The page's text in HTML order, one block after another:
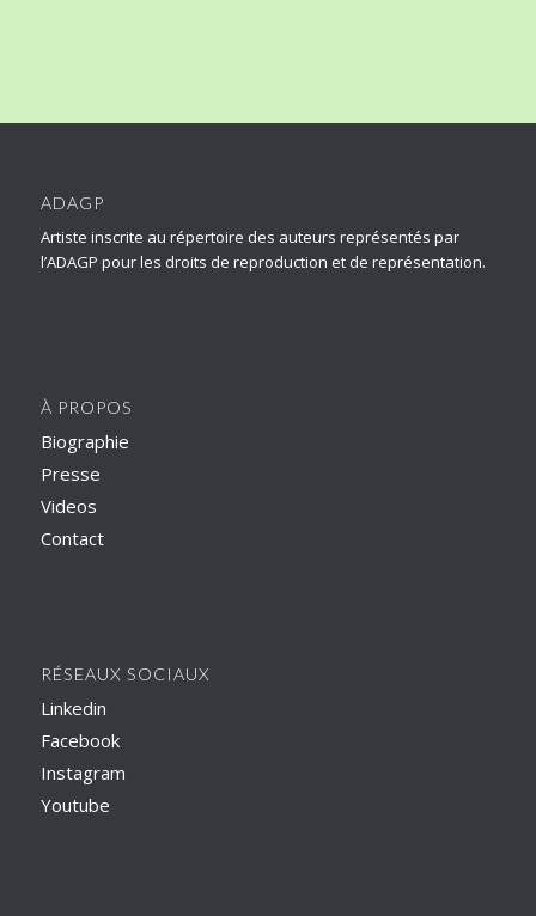
ADAGP
Artiste inscrite au répertoire des auteurs représentés par
l’ADAGP pour les droits de reproduction et de représentation.
À PROPOS
Biographie
Presse
Videos
Contact
RÉSEAUX SOCIAUX
Linkedin
Facebook
Instagram
Youtube